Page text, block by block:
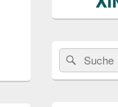
Suche
nach: